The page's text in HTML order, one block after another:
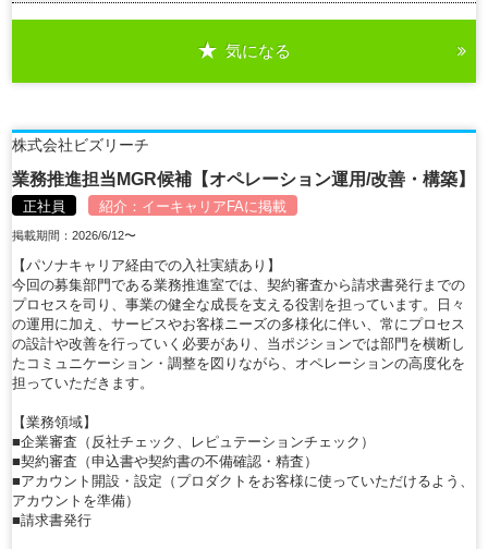
気になる
株式会社ビズリーチ
業務推進担当MGR候補【オペレーション運用/改善・構築】
正社員 紹介： イーキャリアFAに掲載
掲載期間：2026/6/12〜
【パソナキャリア経由での入社実績あり】
今回の募集部門である業務推進室では、契約審査から請求書発行までの
プロセスを司り、事業の健全な成長を支える役割を担っています。日々
の運用に加え、サービスやお客様ニーズの多様化に伴い、常にプロセス
の設計や改善を行っていく必要があり、当ポジションでは部門を横断し
たコミュニケーション・調整を図りながら、オペレーションの高度化を
担っていただきます。
【業務領域】
■企業審査（反社チェック、レピュテーションチェック）
■契約審査（申込書や契約書の不備確認・精査）
■アカウント開設・設定（プロダクトをお客様に使っていただけるよう、
アカウントを準備）
■請求書発行